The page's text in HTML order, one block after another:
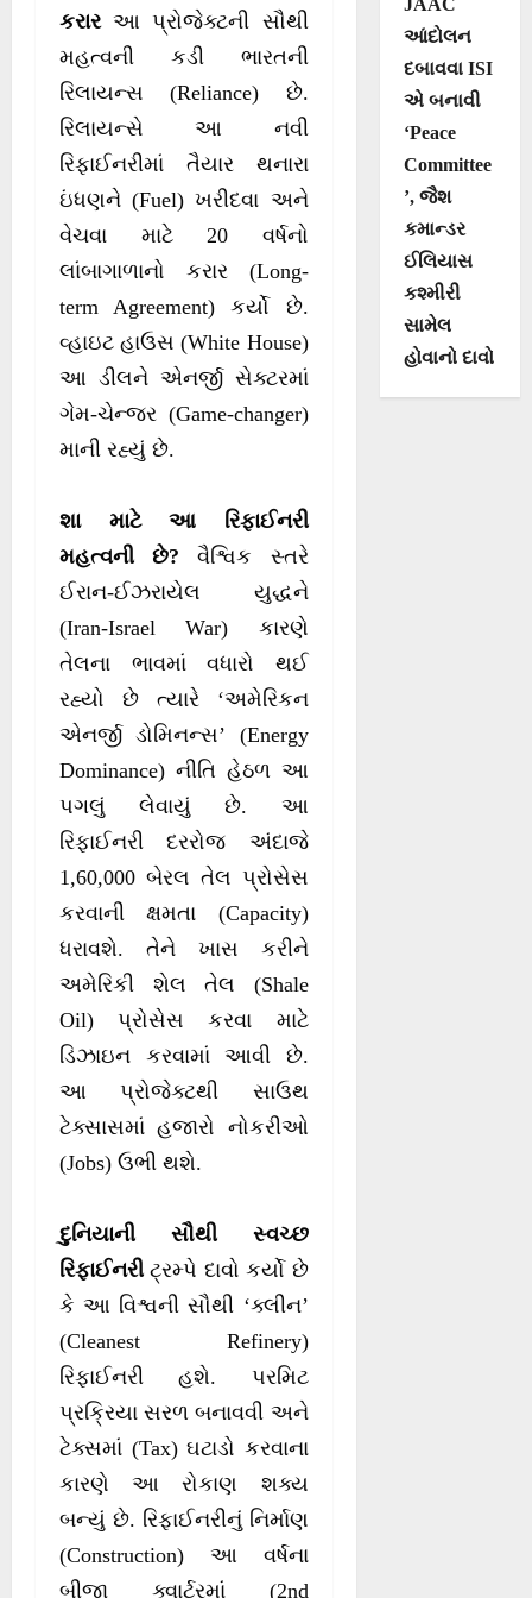
કરારઆ પ્રોજેક્ટની સૌથી
મહત્વની કડી ભારતની
રિલાયન્સ (Reliance) છે.
રિલાયન્સે આ નવી
રિફાઈનરીમાં તૈયાર થનારા
ઇંધણને (Fuel) ખરીદવા અને
વેચવા માટે 20 વર્ષનો
લાંબાગાળાનો કરાર (Long-
term Agreement) કર્યો છે.
વ્હાઇટ હાઉસ (White House)
આ ડીલને એનર્જી સેક્ટરમાં
ગેમ-ચેન્જર (Game-changer)
માની રહ્યું છે.
શા માટે આ રિફાઈનરી
મહત્વની છે? વૈશ્વિક સ્તરે
ઈરાન-ઈઝરાયેલ યુદ્ધને
(Iran-Israel War) કારણે
તેલના ભાવમાં વધારો થઈ
રહ્યો છે ત્યારે ‘અમેરિકન
એનર્જી ડોમિનન્સ’ (Energy
Dominance) નીતિ હેઠળ આ
પગલું લેવાયું છે. આ
રિફાઈનરી દરરોજ અંદાજે
1,60,000 બેરલ તેલ પ્રોસેસ
કરવાની ક્ષમતા (Capacity)
ધરાવશે. તેને ખાસ કરીને
અમેરિકી શેલ તેલ (Shale
Oil) પ્રોસેસ કરવા માટે
ડિઝાઇન કરવામાં આવી છે.
આ પ્રોજેક્ટથી સાઉથ
ટેક્સાસમાં હજારો નોકરીઓ
(Jobs) ઉભી થશે.
દુનિયાની સૌથી સ્વચ્છ
રિફાઈનરી ટ્રમ્પે દાવો કર્યો છે
કે આ વિશ્વની સૌથી ‘ક્લીન’
(Cleanest Refinery)
રિફાઈનરી હશે. પરમિટ
પ્રક્રિયા સરળ બનાવવી અને
ટેક્સમાં (Tax) ઘટાડો કરવાના
કારણે આ રોકાણ શક્ય
બન્યું છે. રિફાઈનરીનું નિર્માણ
(Construction) આ વર્ષના
બીજા ક્વાર્ટરમાં (2nd
આંદોલન
દબાવવા ISI
એ બનાવી
‘Peace
Committee
’, જૈશ
કમાન્ડર
ઈલિયાસ
કશ્મીરી
સામેલ
હોવાનો દાવો